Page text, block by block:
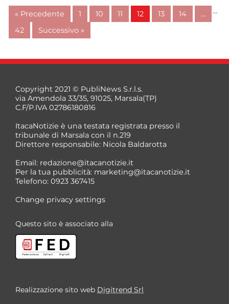
« Precedente 1 …
10 11 12 13 14
…
42
Successivo »
Copyright 2021 © PubliNews S.r.l.s.
via Amendola 33/35, 91025, Marsala(TP)
C.F/P.IVA 02786180816
ItacaNotizie è una testata registrata presso il
tribunale di Marsala con il n.219
Direttore responsabile: Nicola Baldarotta
Email: redazione@itacanotizie.it
Per la tua pubblicità: marketing@itacanotizie.it
Telefono: 0923 367415
Change privacy settings
Questo sito è associato alla
Realizzazione sito web Digitrend Srl